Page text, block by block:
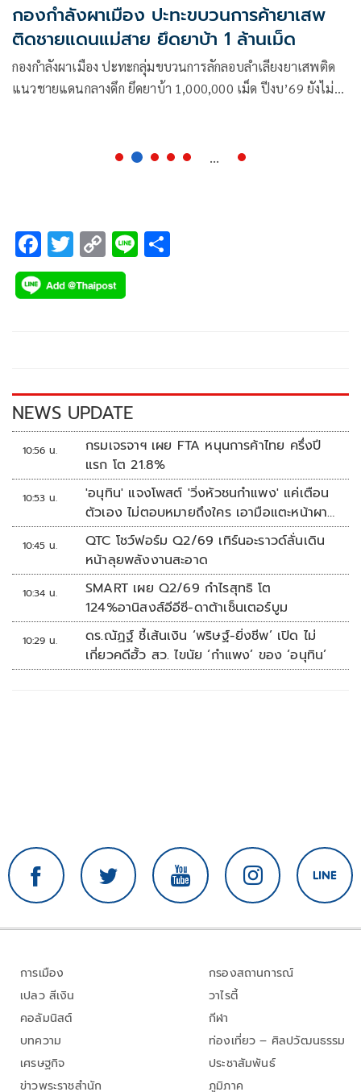
กองกำลังผาเมือง ปะทะขบวนการค้ายาเสพ
ติดชายแดนแม่สาย ยึดยาบ้า 1 ล้านเม็ด
กองกำลังผาเมือง ปะทะกลุ่มขบวนการลักลอบลำเลียงยาเสพติด
แนวชายแดนกลางดึก ยึดยาบ้า 1,000,000 เม็ด ปีงบ’69 ยังไม่ถึง
...
F
ac
e
k
T
wi
tt
C
o
p
k
Li
NEWS UPDATE
10:56 น.
กรมเจรจาฯ เผย FTA หนุนการค้าไทย ครึ่งปี
แรก โต 21.8%
10:53 น.
'อนุทิน' แจงโพสต์ 'วิ่งหัวชนกำแพง' แค่เตือน
ตัวเอง ไม่ตอบหมายถึงใคร เอามือแตะหน้าผา
กบอก 'หัวโน'
10:45 น.
QTC โชว์ฟอร์ม Q2/69 เทิร์นอะราวด์ลั่นเดิน
หน้าลุยพลังงานสะอาด
10:34 น.
SMART เผย Q2/69 กำไรสุทธิ โต
124%อานิสงส์อีอีซี-ดาต้าเซ็นเตอร์บูม
10:29 น.
ดร.ณัฏฐ์ ชี้เส้นเงิน ‘พริษฐ์-ยิ่งชีพ’ เปิด ไม่
เกี่ยวคดีฮั้ว สว. ไขนัย ‘กำแพง’ ของ ‘อนุทิน’
การเมือง
เปลว สีเงิน
คอลัมนิสต์
บทความ
เศรษฐกิจ
ข่าวพระราชสำนัก
กรองสถานการณ์
วาไรตี้
กีฬา
ท่องเที่ยว – ศิลปวัฒนธรรม
ประชาสัมพันธ์
ภูมิภาค